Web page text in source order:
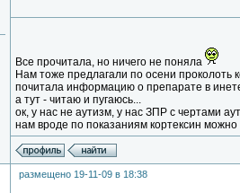
Все прочитала, но ничего не поняла
Нам тоже предлагали по осени проколоть
почитала информацию о препарате в
а тут - читаю и пугаюсь...
ок, у нас не аутизм, у нас ЗПР с чертами
нам вроде по показаниям кортексин
размещено 19-11-09 в 18:38